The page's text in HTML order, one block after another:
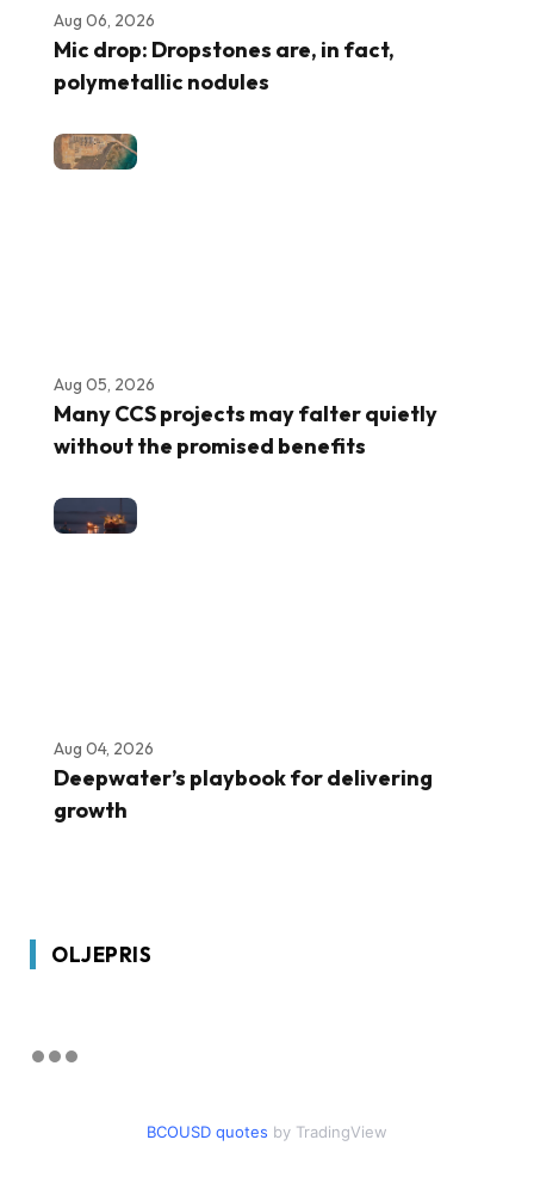
Aug 06, 2026
Mic drop: Dropstones are, in fact,
polymetallic nodules
Aug 05, 2026
Many CCS projects may falter quietly
without the promised benefits
Aug 04, 2026
Deepwater’s playbook for delivering
growth
OLJEPRIS
BCOUSD quotes by TradingView